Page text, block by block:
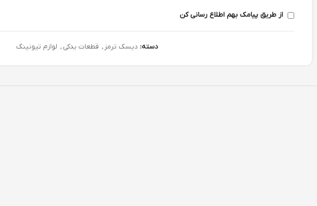
از طریق پیامک بهم اطلاع رسانی کن
دسته: دیسک ترمز , قطعات یدکی , لوازم تیونینگ